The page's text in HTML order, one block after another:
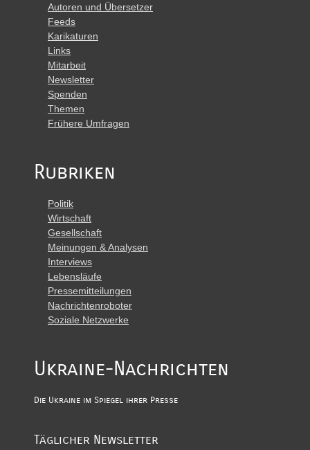
Autoren und Übersetzer
Feeds
Karikaturen
Links
Mitarbeit
Newsletter
Spenden
Themen
Frühere Umfragen
Rubriken
Politik
Wirtschaft
Gesellschaft
Meinungen & Analysen
Interviews
Lebensläufe
Pressemitteilungen
Nachrichtenroboter
Soziale Netzwerke
Ukraine-Nachrichten
Die Ukraine im Spiegel ihrer Presse
Täglicher Newsletter